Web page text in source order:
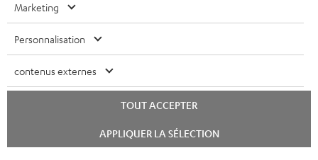
chat
Marketing
Personnalisation
contenus externes
TOUT ACCEPTER
APPLIQUER LA SÉLECTION